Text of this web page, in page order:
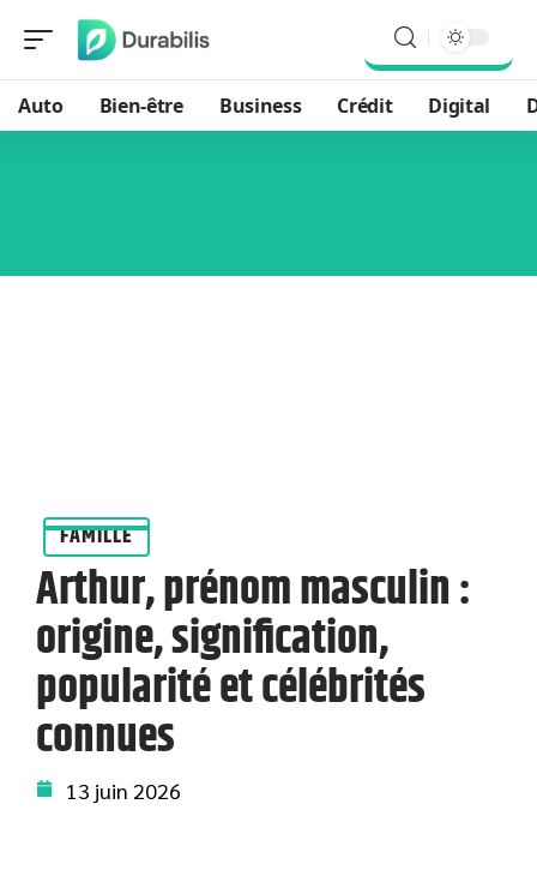
Auto Bien-être Business Crédit Digital
FAMILLE
Arthur, prénom masculin :
origine, signification,
popularité et célébrités
connues
13 juin 2026